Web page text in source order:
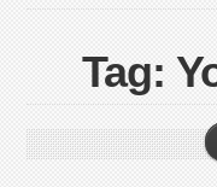
Tag: